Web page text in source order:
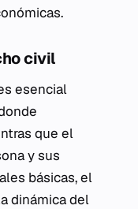
civil
esencial
que el
y sus
básicas, el
dinámica del